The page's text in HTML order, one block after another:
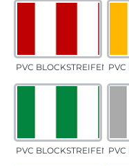
PVC BLOCKSTREIFEN rot
PVC
PVC BLOCKSTREIFENPVC